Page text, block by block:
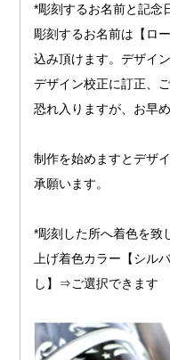
*彫刻するお名前と記念
彫刻するお名前は【ロ
込み頂けます。デザイ
デザイン校正に訂正、
恐れ入りますが、お早
制作を始めますとデザ
承願います。
*彫刻した所へ着色を致
上げ着色カラー【シル
し】⇒ご選択できます